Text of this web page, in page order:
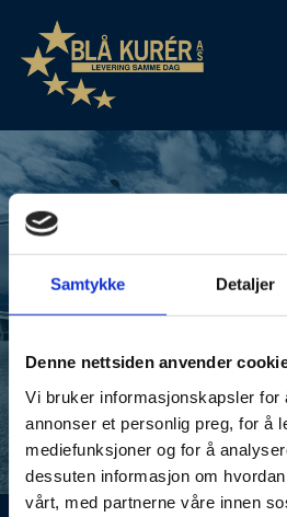
Samtykke Detaljer
Denne nettsiden anvender
Vi bruker informasjonskapsler for
annonser et personlig preg, for å
mediefunksjoner og for å
dessuten informasjon om
vårt, med partnerne våre innen
Takk for din
vi vil ta snarlig